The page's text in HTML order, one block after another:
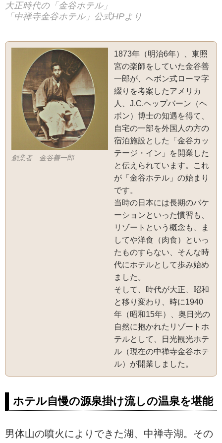
大正時代の「金谷ホテル」
「中禅寺金谷ホテル」公式HPより
1873年（明治6年）、東照
宮の楽師をしていた金谷善
一郎が、ヘボン式ローマ字
綴りを考案したアメリカ
人、J.C.ヘップバーン（ヘ
ボン）博士の知遇を得て、
自宅の一部を外国人の方の
宿泊施設とした「金谷カッ
テージ・イン」を開業した
と伝えられています。これ
が「金谷ホテル」の始まり
です。
当時の日本には長期のバケ
ーションといった慣習も、
リゾートという概念も、ま
してや洋食（肉食）といっ
たものすらない、そんな時
代にホテルとして歩み始め
ました。
そして、時代が大正、昭和
と移り変わり、時に1940
年（昭和15年）、奥日光の
自然に抱かれたリゾートホ
テルとして、日光観光ホテ
ル（現在の中禅寺金谷ホテ
ル）が開業しました。
創業者 金谷善一郎
ホテル自慢の源泉掛け流しの温泉を堪能
男体山の噴火によりできた湖、中禅寺湖。その